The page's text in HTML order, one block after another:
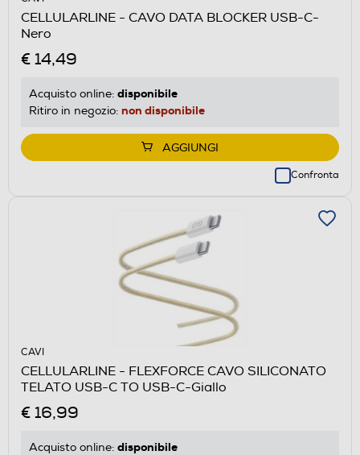
CELLULARLINE - CAVO DATA BLOCKER USB-C-
Nero
€ 14,49
Acquisto online: disponibile
Ritiro in negozio: non disponibile
AGGIUNGI
Confronta
CAVI
CELLULARLINE - FLEXFORCE CAVO SILICONATO
TELATO USB-C TO USB-C-Giallo
€ 16,99
Acquisto online: disponibile